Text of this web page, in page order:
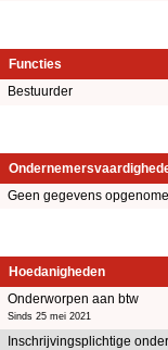
Functies
Bestuurder
Geen gegevens
Hoedanigheden
Onderworpen aan btw
Sinds 25 mei 2021
Inschrijvingsplichtige